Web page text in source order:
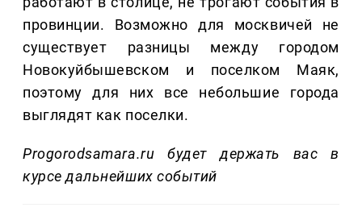
провинции. Возможно для москвичей не
существует разницы между городом
Новокуйбышевском и поселком Маяк,
поэтому для них все небольшие города
выглядят как поселки.
Progorodsamara.ru будет держать вас в
курсе дальнейших событий